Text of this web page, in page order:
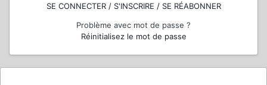
SE CONNECTER / S'INSCRIRE / SE RÉABONNER
Problème avec mot de passe ?
Réinitialisez le mot de passe